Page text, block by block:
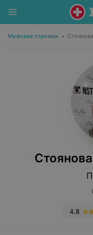
Мужские стрижки •
4.8